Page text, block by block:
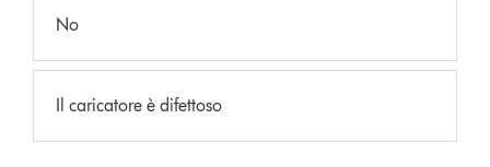
No
Il caricatore è difettoso